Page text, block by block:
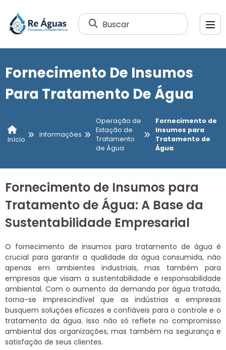
Buscar
Fornecimento De Insumos
Para Tratamento De Água
Início
Informações
Operação de
Estação de
Tratamento
de Água
Fornecimento de
Insumos para
Tratamento de
Água
Fornecimento de Insumos para
Tratamento de Água: A Base da
Sustentabilidade Empresarial
O fornecimento de insumos para tratamento de água é
crucial para garantir a qualidade da água consumida, não
apenas em ambientes industriais, mas também para
empresas que visam a sustentabilidade e responsabilidade
ambiental. Com o aumento da demanda por água tratada,
torna-se imprescindível que as indústrias e empresas
busquem soluções eficazes e confiáveis para o controle e o
tratamento da água. Isso não só reflete no compromisso
ambiental das organizações, mas também na segurança e
satisfação de seus clientes.